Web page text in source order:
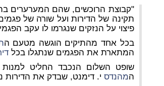
"קבוצת הרוכשים, שהם המערערים
תקינה של הדירות ועל שורה של
פיצוי על הנזקים שנגרמו לו עקב
בכל אחד מהתיקים הוגשה מטעם ה
המתארת את הפגמים שנתגלו בכל
שופט השלום הנכבד החליט למנות
המהנדס י. דימנט, שבדק את הדירות